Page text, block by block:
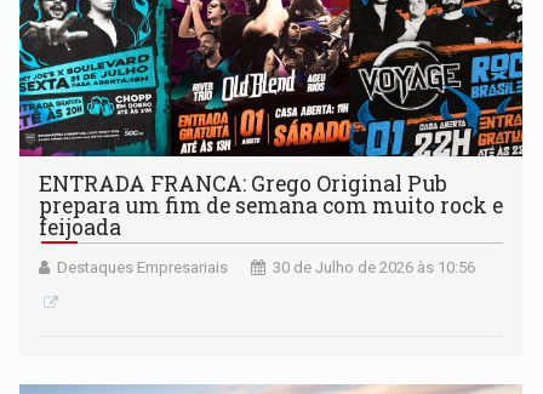
ENTRADA FRANCA: Grego Original Pub
prepara um fim de semana com muito rock e
feijoada
Destaques Empresariais 30 de Julho de 2026 às 10:56